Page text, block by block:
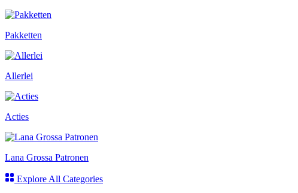
Pakketten
Allerlei
Acties
Lana Grossa Patronen
Explore All Categories